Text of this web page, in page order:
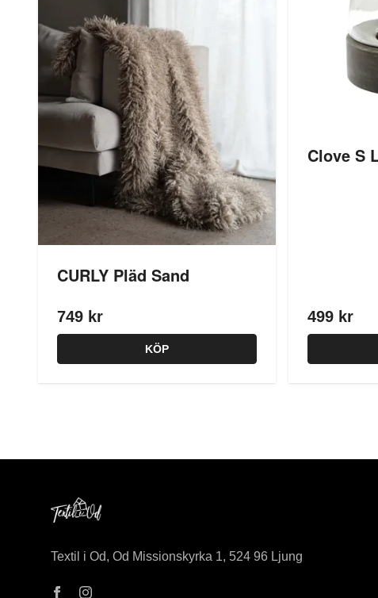
CURLY Pläd Sand
749 kr
KÖP
Clove S
499 kr
Textil i Od, Od Missionskyrka 1, 524 96 Ljung